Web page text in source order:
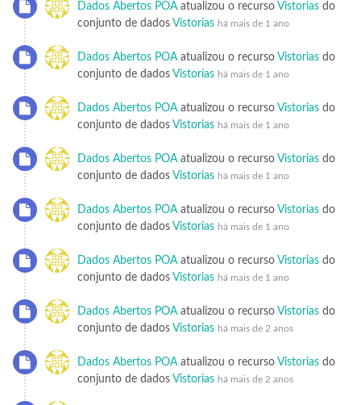
Dados Abertos POAatualizou o recurso Vistorias do
conjunto de dados Vistorias há mais de 1 ano
Dados Abertos POAatualizou o recurso Vistorias do
conjunto de dados Vistorias há mais de 1 ano
Dados Abertos POAatualizou o recurso Vistorias do
conjunto de dados Vistorias há mais de 1 ano
Dados Abertos POAatualizou o recurso Vistorias do
conjunto de dados Vistorias há mais de 1 ano
Dados Abertos POAatualizou o recurso Vistorias do
conjunto de dados Vistorias há mais de 1 ano
Dados Abertos POAatualizou o recurso Vistorias do
conjunto de dados Vistorias há mais de 1 ano
Dados Abertos POAatualizou o recurso Vistorias do
conjunto de dados Vistorias há mais de 2 anos
Dados Abertos POAatualizou o recurso Vistorias do
conjunto de dados Vistorias há mais de 2 anos